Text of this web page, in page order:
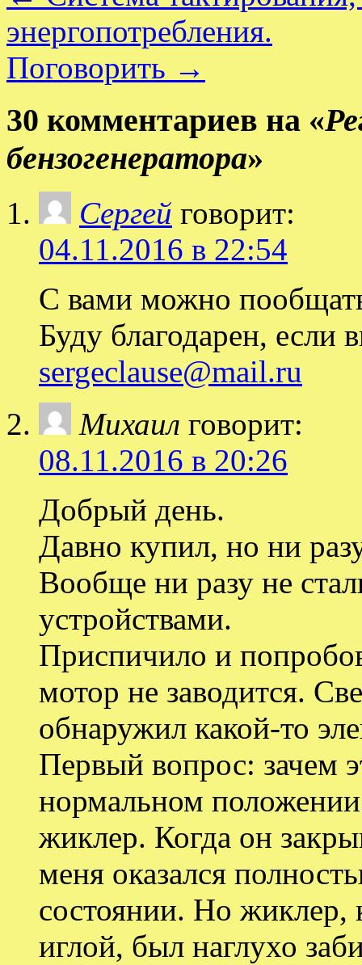
энергопотребления.
Поговорить →
30 комментариев на «
бензогенератора»
Сергей говорит:
04.11.2016 в 22:54
С вами можно
Буду благодарен, если
sergeclause@mail.ru
Михаил говорит:
08.11.2016 в 20:26
Добрый день.
Давно купил, но ни
Вообще ни разу не
устройствами.
Приспичило и
мотор не заводится.
обнаружил какой-то
Первый вопрос: зачем
нормальном
жиклер. Когда он
меня оказался
состоянии. Но жиклер,
иглой, был наглухо